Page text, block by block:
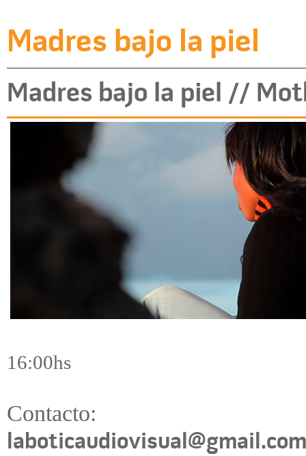
Madres bajo la piel
Madres bajo la piel //
16:00hs
Contacto:
laboticaudiovisual@gmail.com